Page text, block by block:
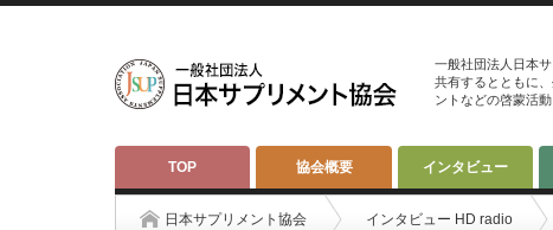
一般社団法人日本
共有するとともに
ントなどの啓蒙活
TOP 協会概要 インタビュー
日本サプリメント協会 インタビュー HD radio